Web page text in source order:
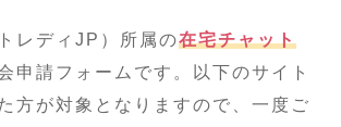
レディJP）所属の在宅チャット
申請フォームです。以下のサイト
方が対象となりますので、一度ご